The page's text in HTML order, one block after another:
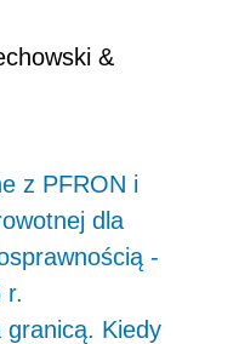
&
z PFRON i
dla
-
r.
granicą. Kiedy